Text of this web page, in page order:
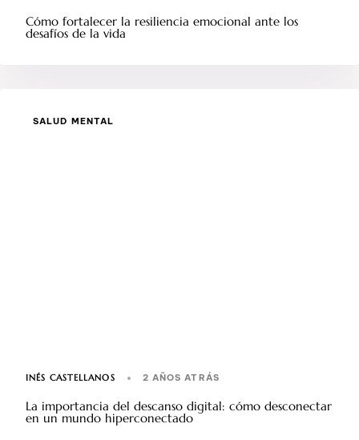
Cómo fortalecer la resiliencia emocional ante los
desafíos de la vida
SALUD MENTAL
INÉS CASTELLANOS 2 AÑOS ATRÁS
La importancia del descanso digital: cómo desconectar
en un mundo hiperconectado